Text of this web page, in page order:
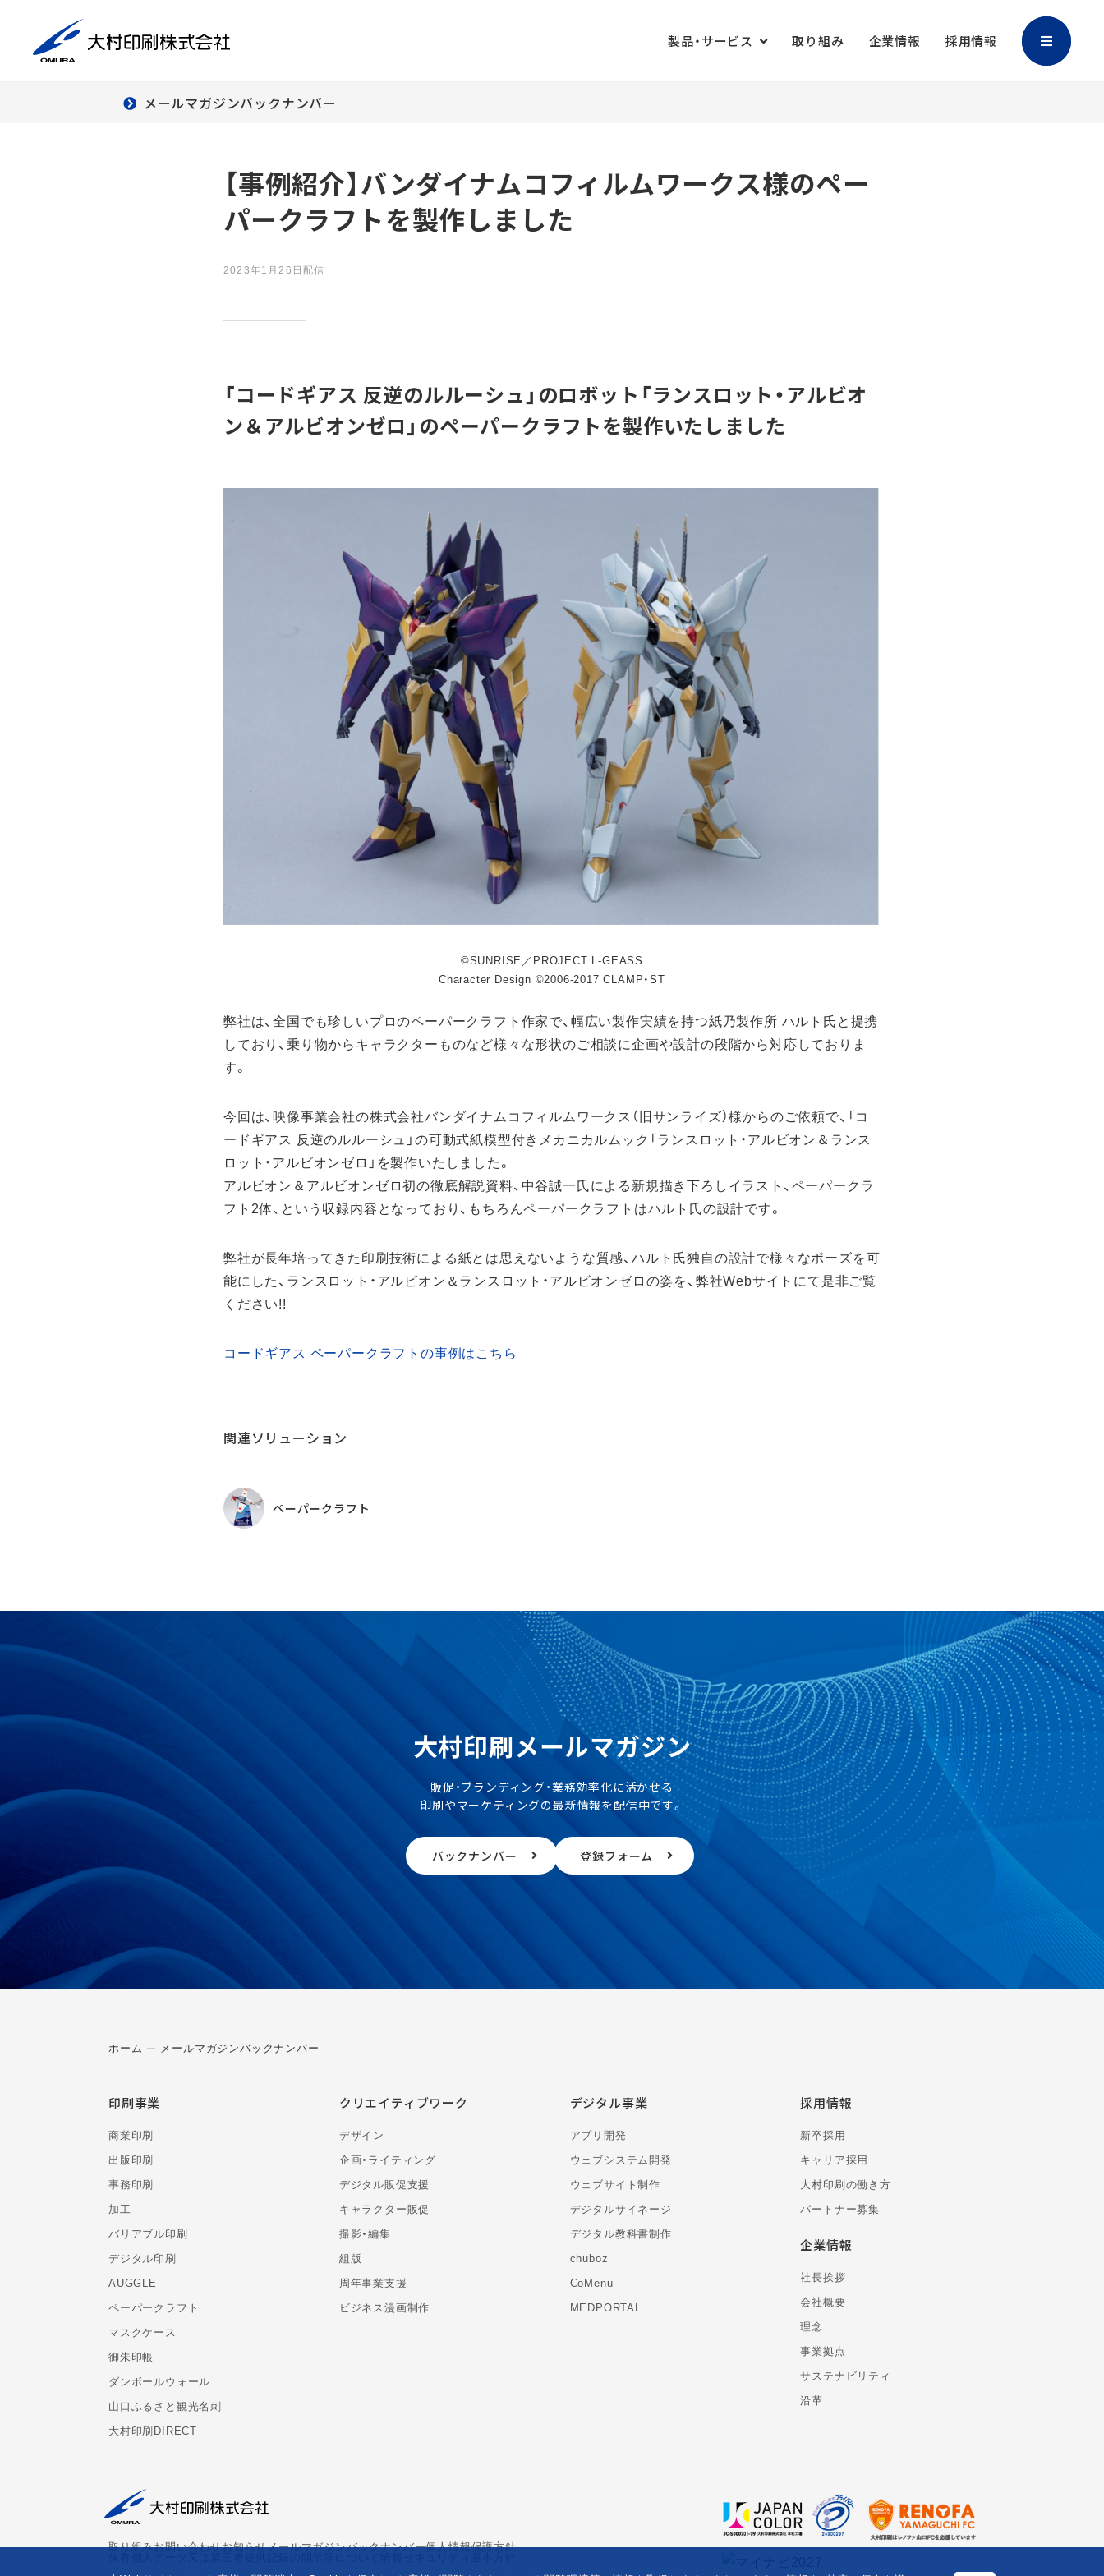
製品・サービス
デジタル印刷
ト
マスクケース
ダンボールウォ
ール
山口ふるさと観
光名刺
クリエイティブ
開発
作
ージ
chuboz CoMenu MEDPORTAL
取り組み 企業情報 採用情報
メールマガジンバックナンバー
【事例紹介】バンダイナムコフィルムワークス様のペー
パークラフトを製作しました
2023年1月26日配信
「コードギアス 反逆のルルーシュ」のロボット「ランスロット・アルビオ
ン＆アルビオンゼロ」のペーパークラフトを製作いたしました
©SUNRISE／PROJECT L-GEASS
Character Design ©2006-2017 CLAMP・ST
弊社は、全国でも珍しいプロのペーパークラフト作家で、幅広い製作実績を持つ紙乃製作所 ハルト氏と提携
しており、乗り物からキャラクターものなど様々な形状のご相談に企画や設計の段階から対応しておりま
す。
今回は、映像事業会社の株式会社バンダイナムコフィルムワークス（旧サンライズ）様からのご依頼で、「コ
ードギアス 反逆のルルーシュ」の可動式紙模型付きメカニカルムック「ランスロット・アルビオン＆ランス
ロット・アルビオンゼロ」を製作いたしました。
アルビオン＆アルビオンゼロ初の徹底解説資料、中谷誠一氏による新規描き下ろしイラスト、ペーパークラ
フト2体、という収録内容となっており、もちろんペーパークラフトはハルト氏の設計です。
弊社が長年培ってきた印刷技術による紙とは思えないような質感、ハルト氏独自の設計で様々なポーズを可
能にした、ランスロット・アルビオン＆ランスロット・アルビオンゼロの姿を、弊社Webサイトにて是非ご覧
ください!!
コードギアス ペーパークラフトの事例はこちら
関連ソリューション
ペーパークラフト
大村印刷メールマガジン
販促・ブランディング・業務効率化に活かせる
印刷やマーケティングの最新情報を配信中です。
バックナンバー 登録フォーム
ホーム メールマガジンバックナンバー
印刷事業
商業印刷
出版印刷
事務印刷
加工
バリアブル印刷
デジタル印刷
AUGGLE
ペーパークラフト
マスクケース
御朱印帳
ダンボールウォール
山口ふるさと観光名刺
大村印刷DIRECT
クリエイティブワーク
デザイン
企画・ライティング
デジタル販促支援
キャラクター販促
撮影・編集
組版
周年事業支援
ビジネス漫画制作
デジタル事業
アプリ開発
ウェブシステム開発
ウェブサイト制作
デジタルサイネージ
デジタル教科書制作
chuboz
CoMenu
MEDPORTAL
採用情報
新卒採用
キャリア採用
大村印刷の働き方
パートナー募集
企業情報
社長挨拶
会社概要
理念
事業拠点
サステナビリティ
沿革
取り組みお問い合わせお知らせメールマガジンバックナンバー個人情報保護方針